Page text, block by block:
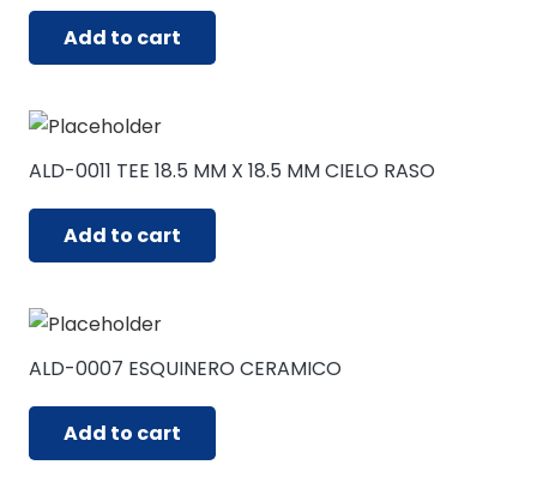
Add to cart
ALD-0011 TEE 18.5 MM X 18.5 MM CIELO RASO
Add to cart
ALD-0007 ESQUINERO CERAMICO
Add to cart